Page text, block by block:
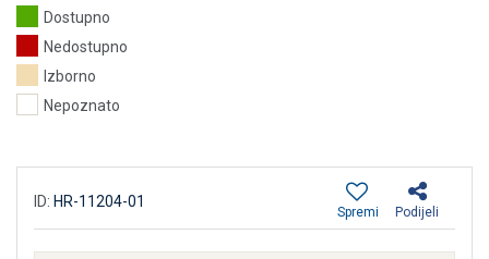
Dostupno
Nedostupno
Izborno
Nepoznato
ID: HR-11204-01
Podijeli
Spremi